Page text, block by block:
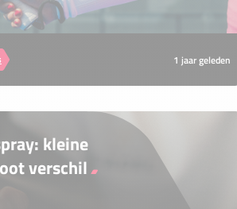
1 jaar geleden
kleine
verschil